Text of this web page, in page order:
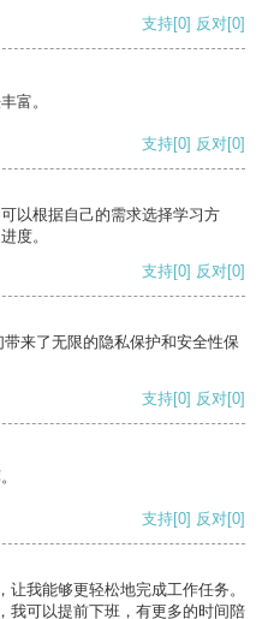
支持[0] 反对[0]
富。
支持[0] 反对[0]
以根据自己的需求选择学习方
度。
支持[0] 反对[0]
来了无限的隐私保护和安全性保
支持[0] 反对[0]
支持[0] 反对[0]
我能够更轻松地完成工作任务。
我可以提前下班，有更多的时间陪